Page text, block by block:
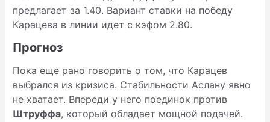
предлагает за 1.40. Вариант ставки на победу
Карацева в линии идет с кэфом 2.80.
Прогноз
Пока еще рано говорить о том, что Карацев
выбрался из кризиса. Стабильности Аслану явно
не хватает. Впереди у него поединок против
Штруффа, который обладает мощной подачей.